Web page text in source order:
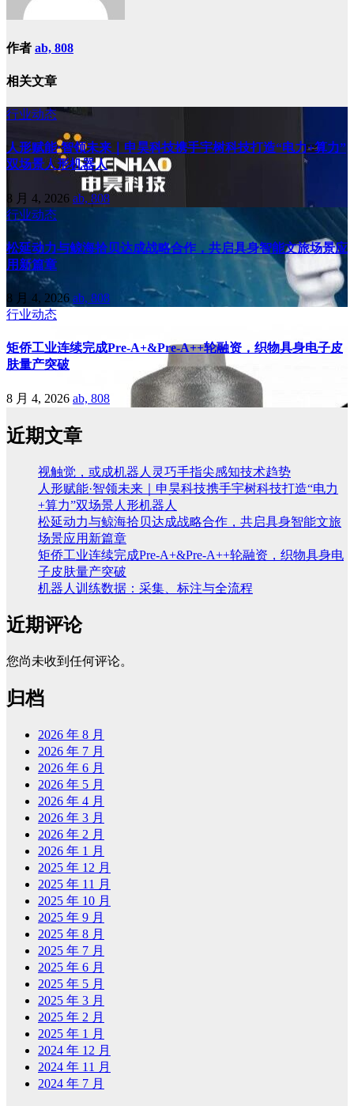
作者 ab, 808
相关文章
行业动态
人形赋能·智领未来｜申昊科技携手宇树科技打造“电力+算力”
双场景人形机器人
8 月 4, 2026 ab, 808
行业动态
松延动力与鲸海拾贝达成战略合作，共启具身智能文旅场景应
用新篇章
8 月 4, 2026 ab, 808
行业动态
矩侨工业连续完成Pre-A+&Pre-A++轮融资，织物具身电子皮
肤量产突破
8 月 4, 2026 ab, 808
近期文章
视触觉，或成机器人灵巧手指尖感知技术趋势
人形赋能·智领未来｜申昊科技携手宇树科技打造“电力
+算力”双场景人形机器人
松延动力与鲸海拾贝达成战略合作，共启具身智能文旅
场景应用新篇章
矩侨工业连续完成Pre-A+&Pre-A++轮融资，织物具身电
子皮肤量产突破
机器人训练数据：采集、标注与全流程
近期评论
您尚未收到任何评论。
归档
2026 年 8 月
2026 年 7 月
2026 年 6 月
2026 年 5 月
2026 年 4 月
2026 年 3 月
2026 年 2 月
2026 年 1 月
2025 年 12 月
2025 年 11 月
2025 年 10 月
2025 年 9 月
2025 年 8 月
2025 年 7 月
2025 年 6 月
2025 年 5 月
2025 年 3 月
2025 年 2 月
2025 年 1 月
2024 年 12 月
2024 年 11 月
2024 年 7 月